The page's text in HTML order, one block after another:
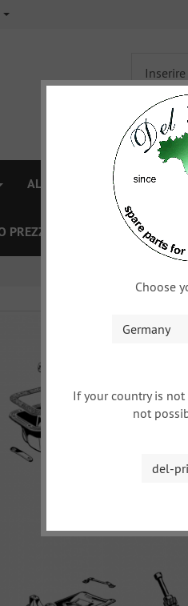
ALFA 750/101 ALFA
PREZZI OFFERTE SPECIALI
Choose
Germany
If your country is
not
del-